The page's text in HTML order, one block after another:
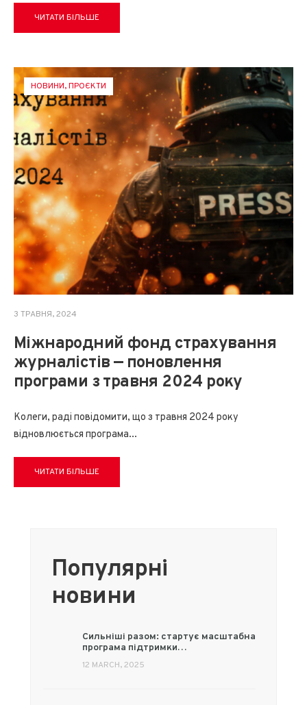
ЧИТАТИ БІЛЬШЕ
НОВИНИ,ПРОЄКТИ
3 ТРАВНЯ, 2024
Міжнародний фонд страхування
журналістів — поновлення
програми з травня 2024 року
Колеги, раді повідомити, що з травня 2024 року
відновлюється програма...
ЧИТАТИ БІЛЬШЕ
Популярні
новини
Сильніші разом: стартує масштабна
програма підтримки…
12 MARCH, 2025